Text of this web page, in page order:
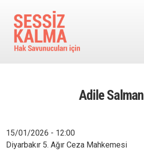
Adile Salman
15/01/2026 - 12:00
Diyarbakır 5. Ağır Ceza Mahkemesi